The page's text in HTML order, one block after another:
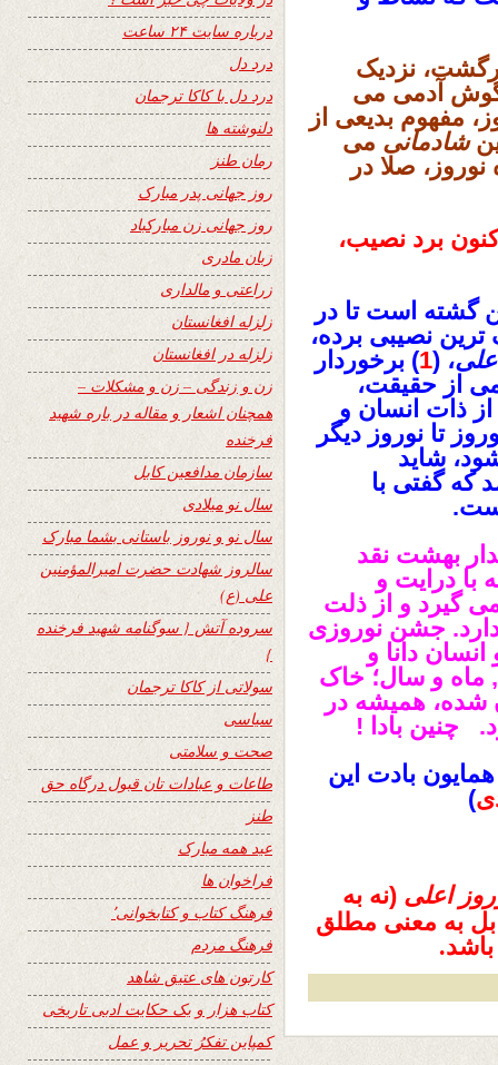
نزدیک
گوش آدمی می
مفهوم بدیعی از
شادمانی می
صلا در
برد نصیب،
گشته است تا در
نصیبی برده،
، (1) برخوردار
از حقیقت،
از ذات انسان و
تا نوروز دیگر
شاید
که گفتی با
بهشت نقد
با درایت و
گیرد و از ذلت
جشن نوروزی
دانا و
ماه و سال؛ خاک
شده، همیشه در
چنین بادا !
بادت این
)
اعلی (نه به
بل به معنی مطلق
درباره سایت ۲۴ ساعت
درد دل
درد دل با کاکا ترجمان
دلنوشته ها
رمان طنز
روز جهانی پدر مبارک
روز جهانی زن مبارکباد
زبان مادری
زراعتی و مالداری
زلزله افغانستان
زلزله در افغانستان
زن و زندگی – زن و مشکلات –
همچنان اشعار و مقاله در باره شهید
فرخنده
سازمان مدافعین کابل
سال نو میلادی
سال نو و نوروز باستانی بشما مبارک
سالروز شهادت حضرت امیرالمؤمنین
علی (ع)
سروده آتش { سوگنامه شهید فرخنده
}
سولاتی از کاکا ترجمان
سیاسی
صحت و سلامتی
طاعات و عبادات تان قبول درگاه حق
طنز
عید همه مبارک
فراخوان ها
فرهنگ کتاب و کتابخوانی٬
فرهنگ مردم
کارتون های عتیق شاهد
کتاب هزار و یک حکایت ادبی تاریخی
کمپاین تفکرُ تحریر و عمل